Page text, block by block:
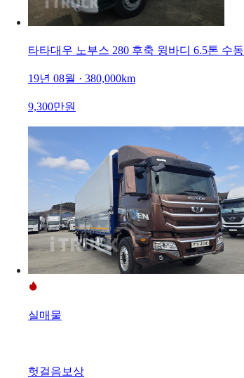
타타대우 노부스 280 후축 윙바디 6.5톤 수동
19년 08월 · 380,000km
9,300만원
실매물
헛걸음보상